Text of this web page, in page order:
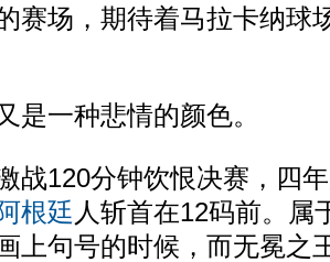
赛场，期待着马拉卡纳球
一种悲情的颜色。
120分钟饮恨决赛，四年
根廷 人斩首在12码前。属
上句号的时候，而无冕之